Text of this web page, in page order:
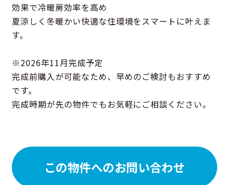
効果で冷暖房効率を高め
夏涼しく冬暖かい快適な住環境をスマートに叶えま
す。
※2026年11月完成予定
完成前購入が可能なため、早めのご検討もおすすめ
です。
完成時期が先の物件でもお気軽にご相談ください。
この物件へのお問い合わせ